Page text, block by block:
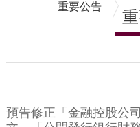
重要公告
預告修正「金融控股公